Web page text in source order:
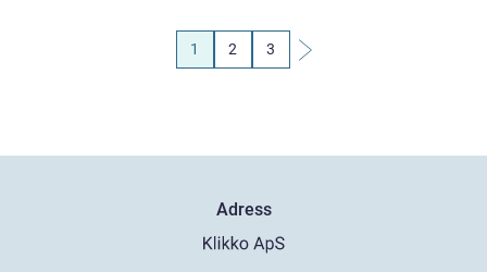
1 2 3
Adress